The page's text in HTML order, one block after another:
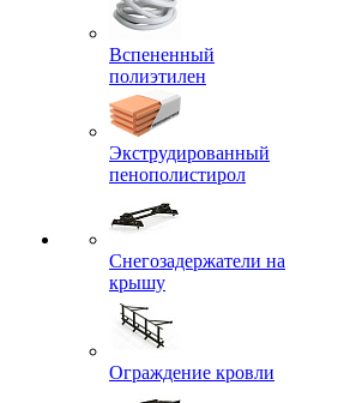
Вспененный
полиэтилен
Экструдированный
пенополистирол
Снегозадержатели на
крышу
Ограждение кровли